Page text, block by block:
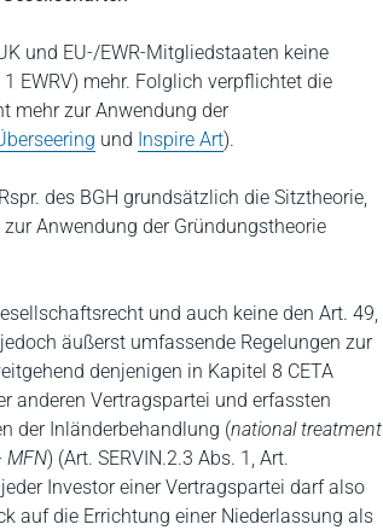
und EU-/EWR-Mitgliedstaaten keine
EWRV) mehr. Folglich verpflichtet die
mehr zur Anwendung der
und Inspire Art).
des BGH grundsätzlich die Sitztheorie,
Anwendung der Gründungstheorie
und auch keine den Art. 49,
äußerst umfassende Regelungen zur
denjenigen in Kapitel 8 CETA
anderen Vertragspartei und erfassten
der Inländerbehandlung (national treatment
MFN) (Art. SERVIN.2.3 Abs. 1, Art.
Investor einer Vertragspartei darf also
auf die Errichtung einer Niederlassung als